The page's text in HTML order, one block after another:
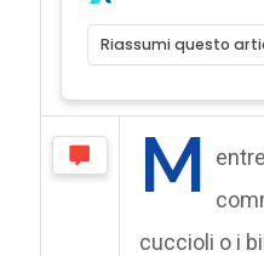
Riassumi questo
M
cuccioli o i